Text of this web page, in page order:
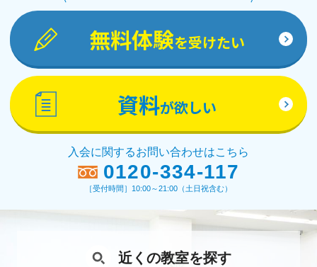
無料体験を受けたい
資料が欲しい
入会に関するお問い合わせはこちら
0120-334-117
［受付時間］10:00～21:00（土日祝含む）
近くの教室を探す